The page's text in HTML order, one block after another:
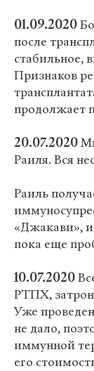
01.09.2020
после
стабильное,
Признаков
продолжает
20.07.2020
Раиля. Вся
Раиль
«Джакави»,
пока еще
10.07.2020
РТПХ,
Уже
не дало,
иммунной
его